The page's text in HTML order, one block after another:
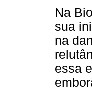
Na
sua
na
essa